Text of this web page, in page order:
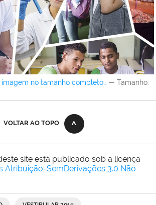
no tamanho completo… — Tamanho:
VOLTAR AO TOPO
site está publicado sob a licença
Atribuição-SemDerivações 3.0 Não